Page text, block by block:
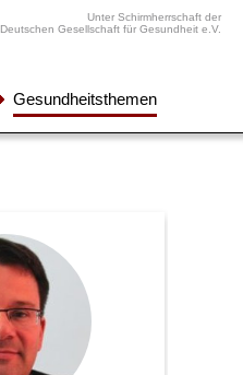
Unter Schirmherrschaft der
Deutschen Gesellschaft für Gesundheit e.V.
Gesundheitsthemen